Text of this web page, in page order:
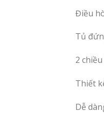
Điều
Tủ
2
Thiết
Dễ